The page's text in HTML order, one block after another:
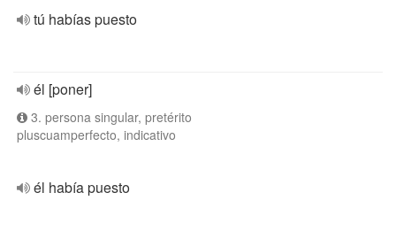
tú habías puesto
él [poner]
3. persona singular, pretérito
pluscuamperfecto, indicativo
él había puesto